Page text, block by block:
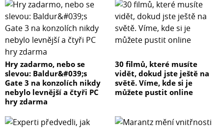
Hry zadarmo, nebo se
slevou: Baldur&#039;s
Gate 3 na konzolích nikdy
nebylo levnější a čtyři PC
hry zdarma
30 filmů, které musíte
vidět, dokud jste ještě na
světě. Víme, kde si je
můžete pustit online